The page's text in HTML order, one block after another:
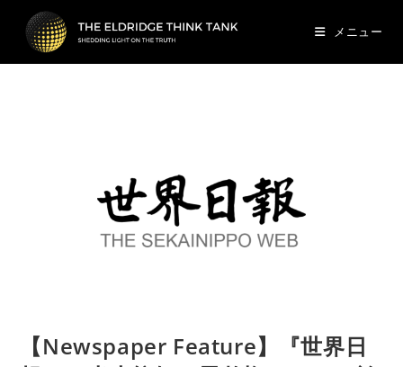
メニュー
【Newspaper Feature】『世界日